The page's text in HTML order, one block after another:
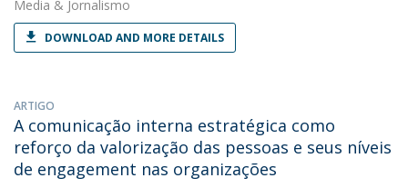
Media & Jornalismo
DOWNLOAD AND MORE DETAILS
ARTIGO
A comunicação interna estratégica como
reforço da valorização das pessoas e seus níveis
de engagement nas organizações